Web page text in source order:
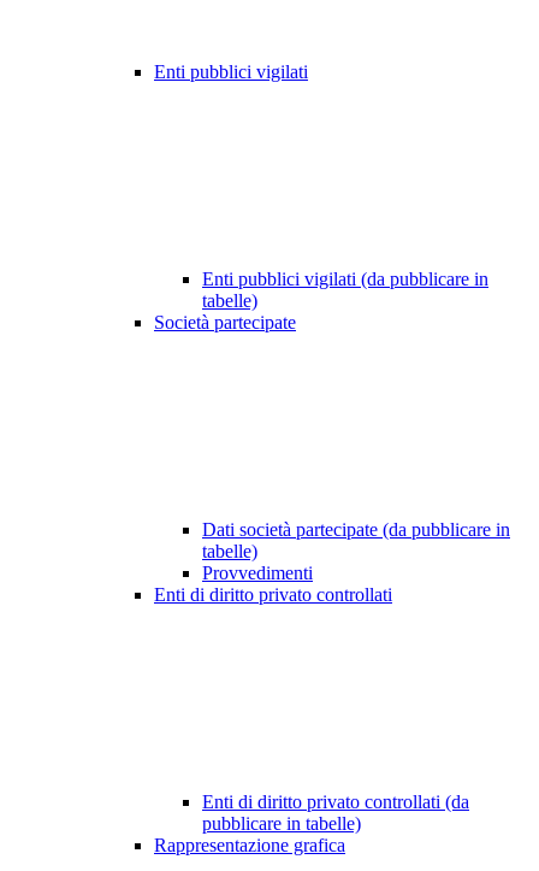
Enti pubblici vigilati
Enti pubblici vigilati (da pubblicare in
tabelle)
Società partecipate
Dati società partecipate (da pubblicare in
tabelle)
Provvedimenti
Enti di diritto privato controllati
Enti di diritto privato controllati (da
pubblicare in tabelle)
Rappresentazione grafica